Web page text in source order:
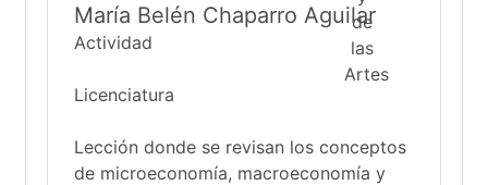
María Belén Chaparro Aguilar
Actividad
Licenciatura
Lección donde se revisan los conceptos
de microeconomía, macroeconomía y